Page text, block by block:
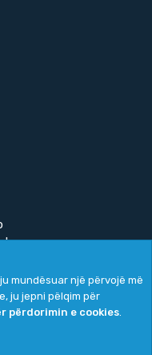
përdorimin e cookies
by
mundësuar një përvojë më
ju jepni pëlqim për
përdorimin e cookies.